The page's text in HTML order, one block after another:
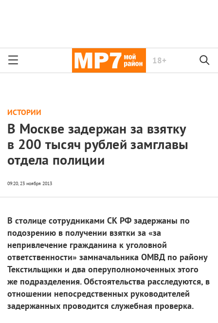
18+
ИСТОРИИ
В Москве задержан за взятку
в 200 тысяч рублей замглавы
отдела полиции
В столице сотрудниками СК РФ задержаны по
подозрению в получении взятки за «за
непривлечение гражданина к уголовной
ответственности» замначальника ОМВД по району
Текстильщики и два оперуполномоченных этого
же подразделения. Обстоятельства расследуются, в
отношении непосредственных руководителей
задержанных проводится служебная проверка.